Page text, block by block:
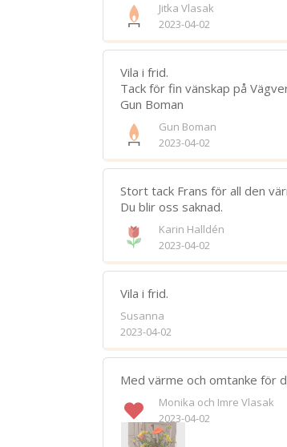
Jitka Vlasak
2023-04-02
Vila i frid.
Tack för fin vänskap på
Gun Boman
Gun Boman
2023-04-02
Stort tack Frans för all den
Du blir oss saknad.
Karin Halldén
2023-04-02
Vila i frid.
Susanna
2023-04-02
Med värme och omtanke för
Monika och Imre Vlasak
2023-04-02